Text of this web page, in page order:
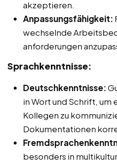
akzeptieren.
Anpassungsfähigkeit:
wechselnde
anforderungen
Sprachkenntnisse:
Deutschkenntnisse:
in Wort und Schrift, um
Kollegen zu
Dokumentationen
besonders in